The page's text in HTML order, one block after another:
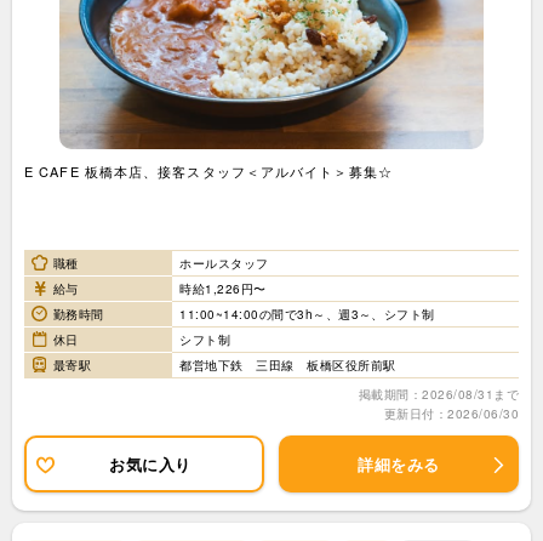
E CAFE 板橋本店、接客スタッフ＜アルバイト＞募集☆
職種
ホールスタッフ
給与
時給1,226円〜
勤務時間
11:00~14:00の間で3h～、週3～、シフト制
休日
シフト制
最寄駅
都営地下鉄 三田線 板橋区役所前駅
掲載期間：2026/08/31まで
更新日付：2026/06/30
お気に入り 詳細をみる